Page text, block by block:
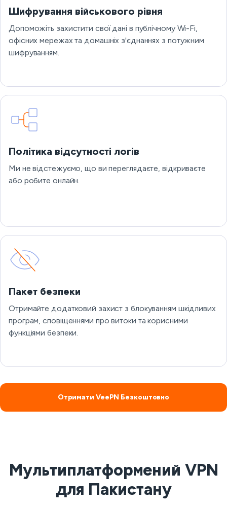
Шифрування військового рівня
Допоможіть захистити свої дані в публічному Wi-Fi,
офісних мережах та домашніх з'єднаннях з потужним
шифруванням.
Політика відсутності логів
Ми не відстежуємо, що ви переглядаєте, відкриваєте
або робите онлайн.
Пакет безпеки
Отримайте додатковий захист з блокуванням шкідливих
програм, сповіщеннями про витоки та корисними
функціями безпеки.
Отримати VeePN Безкоштовно
Мультиплатформений VPN
для Пакистану